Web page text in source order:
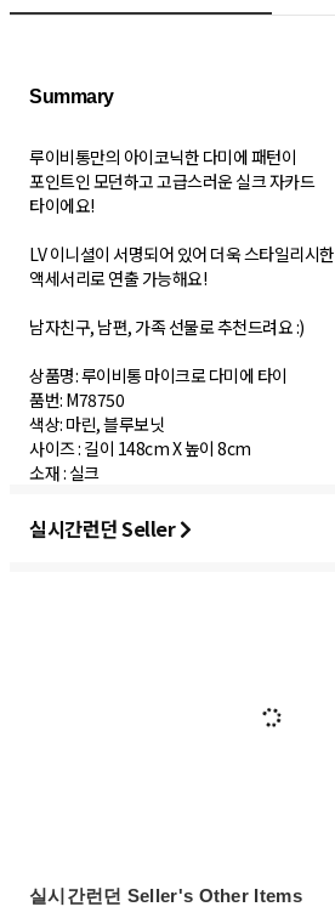
Summary
루이비통만의 아이코닉한 다미에 패턴이
포인트인 모던하고 고급스러운 실크 자카드
타이에요!
LV 이니셜이 서명되어 있어 더욱 스타일리시한
액세서리로 연출 가능해요!
남자친구, 남편, 가족 선물로 추천드려요 :)
상품명: 루이비통 마이크로 다미에 타이
품번: M78750
색상: 마린, 블루보닛
사이즈 : 길이 148cm X 높이 8cm
소재 : 실크
실시간런던 Seller
실시간런던 Seller's Other Items